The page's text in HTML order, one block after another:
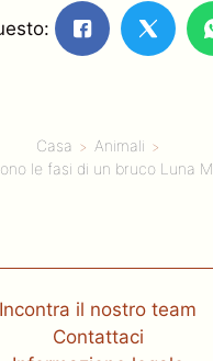
Casa
Animali
le fasi di un bruco Luna
Incontra il nostro team
Contattaci